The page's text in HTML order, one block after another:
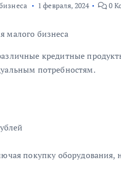
1 февраля, 2024 0
малого бизнеса
кредитные
потребностям.
покупку